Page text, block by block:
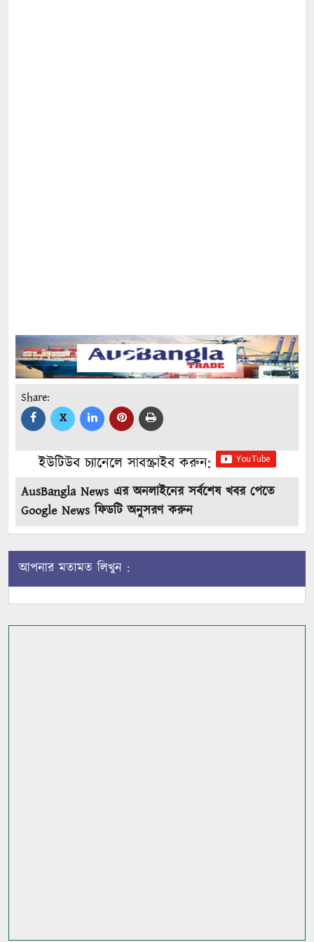
Share:
X
ইউটিউব চ্যানেলে সাবস্ক্রাইব করুন:
AusBangla News এর অনলাইনের সর্বশেষ খবর পেতে
Google News ফিডটি অনুসরণ করুন
আপনার মতামত লিখুন :